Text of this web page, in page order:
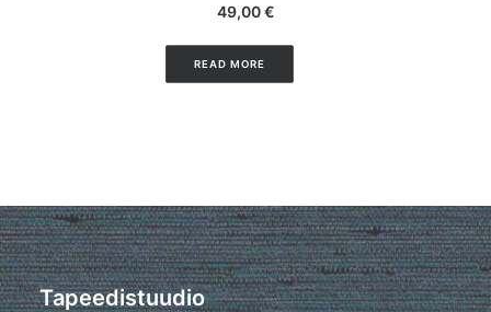
49,00€
READ MORE
Tapeedistuudio